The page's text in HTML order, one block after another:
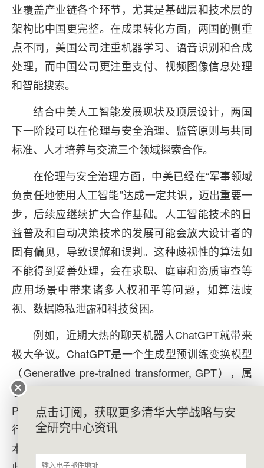
业覆盖产业链各个环节，尤其是基础层和技术层的
架构比中国更完整。在成果转化方面，两国的侧重
点不同，美国公司注重机器学习、语音识别和合成
处理，而中国公司更注重支付、视频图像信息处理
和智能搜索。
结合中美人工智能发展现状及顶层设计，两国
下一阶段可以在伦理与安全治理、监管原则与共同
标准、人才培养与交流三个领域探索合作。
在伦理与安全治理方面，中美已经在“军事领域
负责任地使用人工智能”达成一定共识，迈出重要一
步，后续应继续扩大合作基础。人工智能技术的日
益普及和自动决策技术的发展可能会放大设计者的
固有偏见，导致误解和误判。这种歧视性的算法如
不能得到妥善处理，会在求职、庭审和资质审查等
应用场景中带来诸多人权和平等问题，如算法歧
视、数据隐私泄露和科技贫困。
例如，近期大热的聊天机器人ChatGPT就带来
极大争议。ChatGPT是一个生成型预训练变换模型
（Generative pre-trained transformer, GPT），属
于技术层的自然语言处理环节（Natural Language
Processing, NLP），能够基于输入模仿人类的聊天
行为，自动生成回答，为用户“排忧解难”，标志着文
本类人工智能进入新阶段。然而，学界和教育界对
点击订阅，获取更多清华大学战略与安
全研究中心资讯